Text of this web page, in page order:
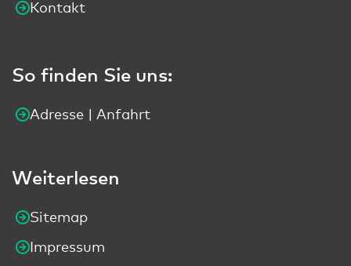
Kontakt
So finden Sie uns:
Adresse | Anfahrt
Weiterlesen
Sitemap
Impressum